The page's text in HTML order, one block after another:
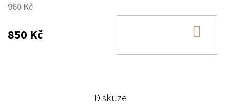
960 Kč
850 Kč
Diskuze